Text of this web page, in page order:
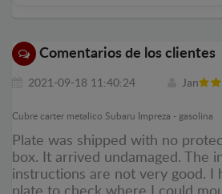
Comentarios de los clientes
2021-09-18 11:40:24 Jan
Cubre carter metalico Subaru Impreza - gasolina
Plate was shipped with no
box. It arrived undamaged. The
instructions are not very good. I